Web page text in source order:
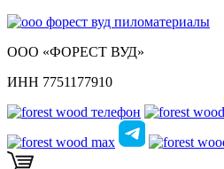
ООО «ФОРЕСТ ВУД»
ИНН 7751177910